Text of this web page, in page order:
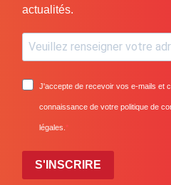
actualités.
J'accepte de recevoir vos e-mails et
connaissance de votre politique de
légales.
S'INSCRIRE